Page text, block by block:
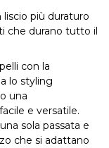
più duraturo
che durano tutto il
con la
lo styling
una
e versatile.
sola passata e
che si adattano